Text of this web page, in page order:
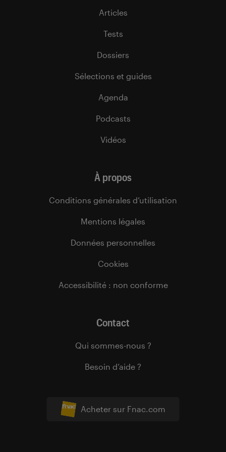
Acheter sur Fnac.com
Articles
Tests
Dossiers
Sélections et guides
Agenda
Podcasts
Vidéos
À propos
Conditions générales d’utilisation
Mentions légales
Données personnelles
Cookies
Accessibilité : non conforme
Contact
Qui sommes-nous ?
Besoin d’aide ?